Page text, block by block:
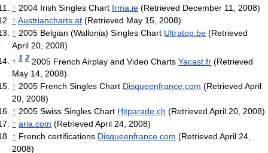
↑ 2004 Irish Singles Chart Irma.ie (Retrieved December 11, 2008)
↑ Austriancharts.at (Retrieved May 15, 2008)
↑ 2005 Belgian (Wallonia) Singles Chart Ultratop.be (Retrieved
April 20, 2008)
↑ 1 2 2005 French Airplay and Video Charts Yacast.fr (Retrieved
May 14, 2008)
↑ 2005 French Singles Chart Disqueenfrance.com (Retrieved April
20, 2008)
↑ 2005 Swiss Singles Chart Hitparade.ch (Retrieved April 20, 2008)
↑ aria.com (Retrieved April 24, 2008)
↑ French certifications Disqueenfrance.com (Retrieved April 24,
2008)